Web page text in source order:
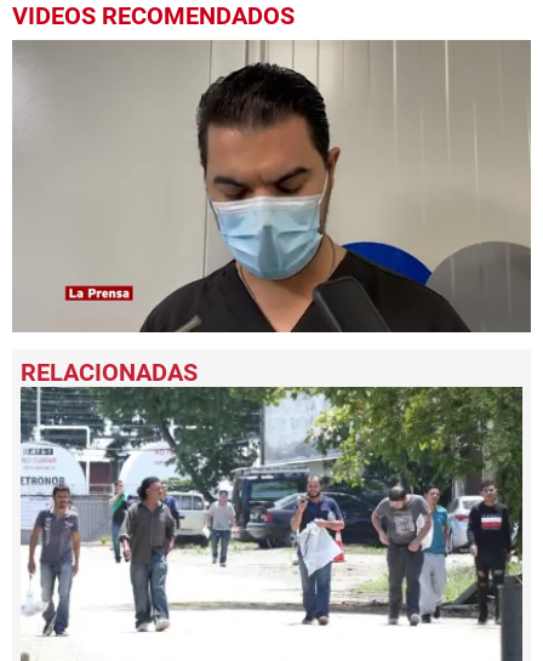
VIDEOS RECOMENDADOS
seconds
of
4
minutes,
54
seconds